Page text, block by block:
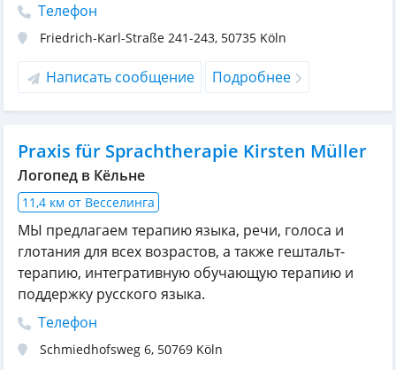
Телефон
Friedrich-Karl-Straße 241-243, 50735 Köln
Написать сообщение Подробнее
Praxis für Sprachtherapie Kirsten Müller
Логопед в Кёльне
11,4 км от Весселинга
МЫ предлагаем терапию языка, речи, голоса и
глотания для всех возрастов, а также гештальт-
терапию, интегративную обучающую терапию и
поддержку русского языка.
Телефон
Schmiedhofsweg 6, 50769 Köln